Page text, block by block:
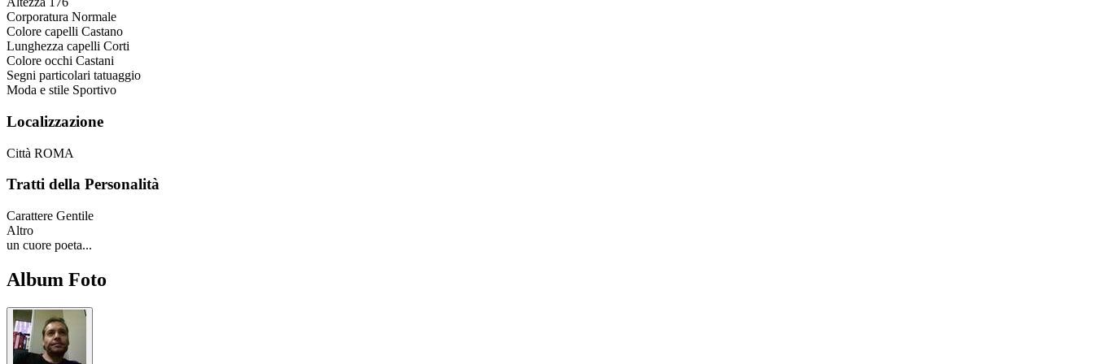
Corporatura Normale
Colore capelli Castano
Lunghezza capelli Corti
Colore occhi Castani
Segni particolari tatuaggio
Moda e stile Sportivo
Localizzazione
Città ROMA
Tratti della Personalità
Carattere Gentile
Altro
un cuore poeta...
Album Foto